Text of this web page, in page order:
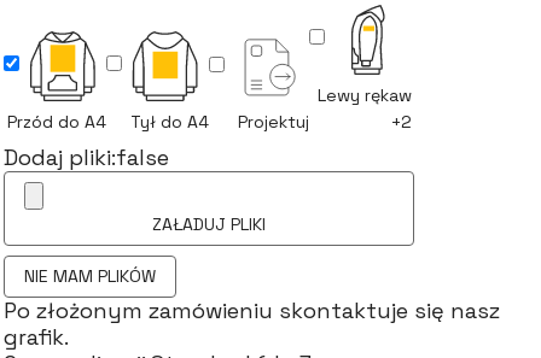
Przód do A4 Tył do A4 Projektuj
Lewy rękaw
+2
Dodaj pliki:false
ZAŁADUJ PLIKI
NIE MAM PLIKÓW
Po złożonym zamówieniu skontaktuje się nasz
grafik.